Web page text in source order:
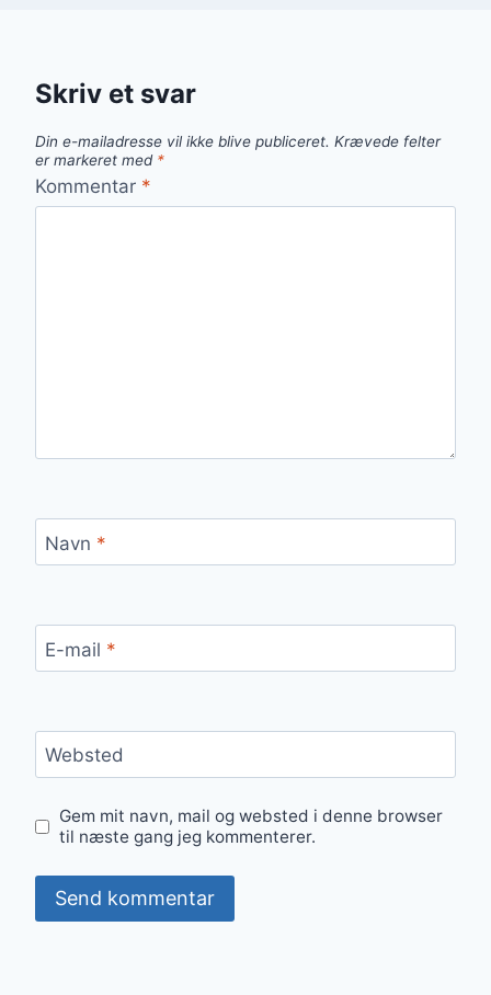
Skriv et svar
Din e-mailadresse vil ikke blive publiceret. Krævede felter
er markeret med *
Kommentar *
Navn *
E-mail *
Websted
Gem mit navn, mail og websted i denne browser
til næste gang jeg kommenterer.